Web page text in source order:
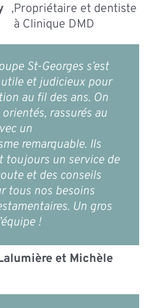
,Propriétaire et dentiste
à Clinique DMD
St-Georges s’est
et judicieux pour
au fil des ans. On
rassurés au
un
remarquable. Ils
toujours un service de
et des conseils
tous nos besoins
Un gros
!
et Michèle